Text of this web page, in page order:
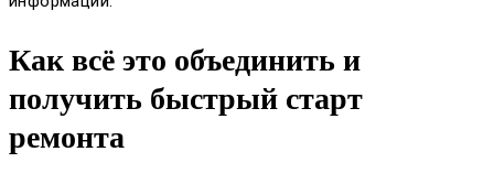
Как всё это объединить и
получить быстрый старт
ремонта